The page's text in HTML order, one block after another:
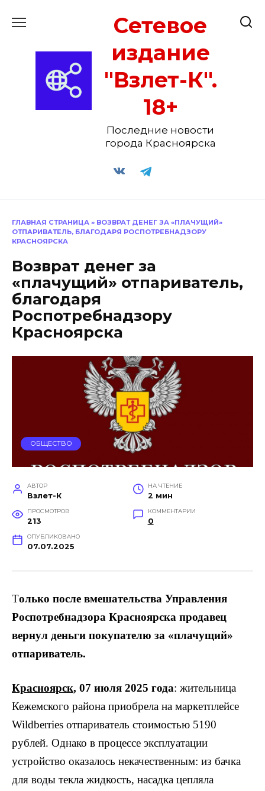
Сетевое
издание
"Взлет-К".
18+
Последние новости
города Красноярска
ГЛАВНАЯ СТРАНИЦА » ВОЗВРАТ ДЕНЕГ ЗА «ПЛАЧУЩИЙ»
ОТПАРИВАТЕЛЬ, БЛАГОДАРЯ РОСПОТРЕБНАДЗОРУ
КРАСНОЯРСКА
Возврат денег за
«плачущий» отпариватель,
благодаря
Роспотребнадзору
Красноярска
ОБЩЕСТВО
АВТОР
Взлет-К
НА ЧТЕНИЕ
2 мин
ПРОСМОТРОВ
213
КОММЕНТАРИИ
0
ОПУБЛИКОВАНО
07.07.2025
Только после вмешательства Управления
Роспотребнадзора Красноярска продавец
вернул деньги покупателю за «плачущий»
отпариватель.
Красноярск, 07 июля 2025 года: жительница
Кежемского района приобрела на маркетплейсе
Wildberries отпариватель стоимостью 5190
рублей. Однако в процессе эксплуатации
устройство оказалось некачественным: из бачка
для воды текла жидкость, насадка цепляла